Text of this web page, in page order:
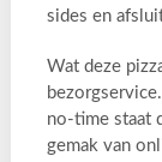
sides en
Wat deze
no-time staat
gemak van